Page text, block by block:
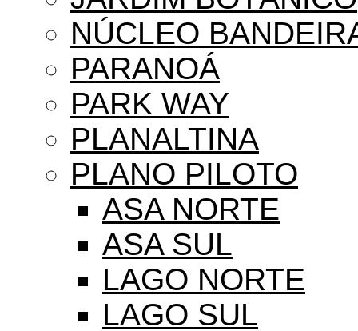
NÚCLEO
PARANOÁ
PARK WAY
PLANALTINA
PLANO PILOTO
ASA NORTE
ASA SUL
LAGO NORTE
LAGO SUL